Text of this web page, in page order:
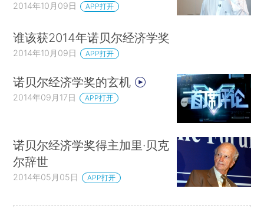
2014年10月09日 APP打开
谁该获2014年诺贝尔经济学奖
2014年10月09日 APP打开
诺贝尔经济学奖的玄机
2014年09月17日 APP打开
诺贝尔经济学奖得主加里·贝克
尔辞世
2014年05月05日 APP打开